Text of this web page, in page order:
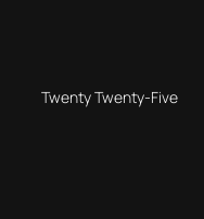
Twenty Twenty-Five